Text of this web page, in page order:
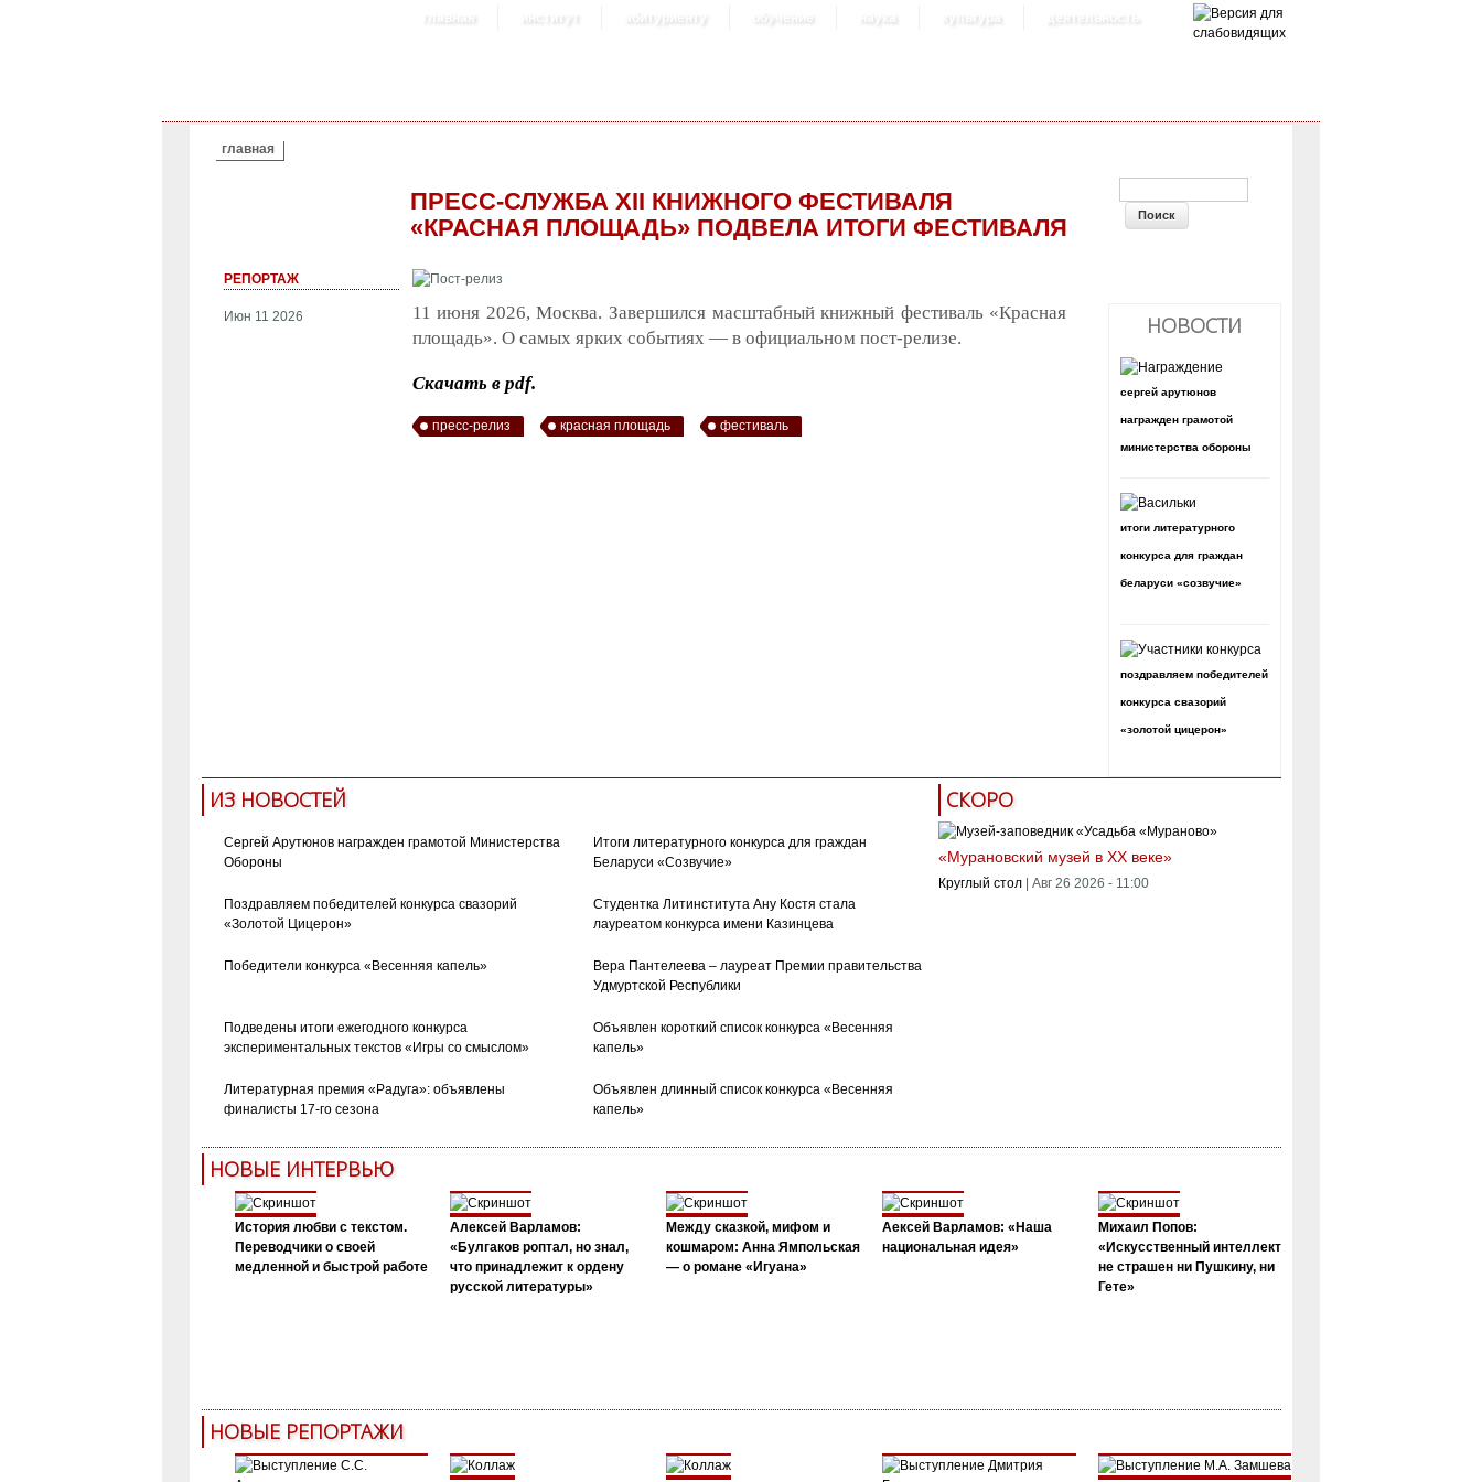
главная институт абитуриенту обучение наука культура деятельность
ВЫ ЗДЕСЬ
главная
ПРЕСС-СЛУЖБА ХII КНИЖНОГО ФЕСТИВАЛЯ
«КРАСНАЯ ПЛОЩАДЬ» ПОДВЕЛА ИТОГИ ФЕСТИВАЛЯ
РЕПОРТАЖ
Июн 11 2026
11 июня 2026, Москва. Завершился масштабный книжный фестиваль «Красная
площадь». О самых ярких событиях — в официальном пост-релизе.
Скачать в pdf.
пресс-релиз красная площадь фестиваль
ФОРМА ПОИСКА
НОВОСТИ
сергей арутюнов
награжден грамотой
министерства обороны
итоги литературного
конкурса для граждан
беларуси «созвучие»
поздравляем победителей
конкурса свазорий
«золотой цицерон»
ИЗ НОВОСТЕЙ
Сергей Арутюнов награжден грамотой Министерства
Обороны
Итоги литературного конкурса для граждан
Беларуси «Созвучие»
Поздравляем победителей конкурса свазорий
«Золотой Цицерон»
Студентка Литинститута Ану Костя стала
лауреатом конкурса имени Казинцева
Победители конкурса «Весенняя капель»
Вера Пантелеева – лауреат Премии правительства
Удмуртской Республики
Подведены итоги ежегодного конкурса
экспериментальных текстов «Игры со смыслом»
Объявлен короткий список конкурса «Весенняя
капель»
Литературная премия «Радуга»: объявлены
финалисты 17-го сезона
Объявлен длинный список конкурса «Весенняя
капель»
СКОРО
«Мурановский музей в XX веке»
Круглый стол | Авг 26 2026 - 11:00
НОВЫЕ ИНТЕРВЬЮ
История любви с текстом.
Переводчики о своей
медленной и быстрой работе
Алексей Варламов:
«Булгаков роптал, но знал,
что принадлежит к ордену
русской литературы»
Между сказкой, мифом и
кошмаром: Анна Ямпольская
— о романе «Игуана»
Аексей Варламов: «Наша
национальная идея»
Михаил Попов:
«Искусственный интеллект
не страшен ни Пушкину, ни
Гете»
НОВЫЕ РЕПОРТАЖИ